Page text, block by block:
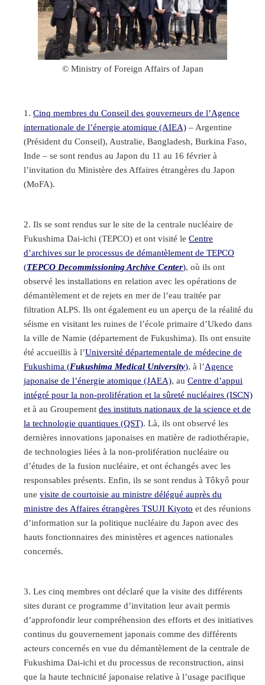
© Ministry of Foreign Affairs of Japan
Cinq membres du Conseil des gouverneurs de l’Agence
internationale de l’énergie atomique (AIEA) – Argentine
(Président du Conseil), Australie, Bangladesh, Burkina Faso,
Inde – se sont rendus au Japon du 11 au 16 février à
l’invitation du Ministère des Affaires étrangères du Japon
(MoFA).
Ils se sont rendus sur le site de la centrale nucléaire de
Fukushima Dai-ichi (TEPCO) et ont visité le Centre
d’archives sur le processus de démantèlement de TEPCO
(TEPCO Decommissioning Archive Center), où ils ont
observé les installations en relation avec les opérations de
démantèlement et de rejets en mer de l’eau traitée par
filtration ALPS. Ils ont également eu un aperçu de la réalité du
séisme en visitant les ruines de l’école primaire d’Ukedo dans
la ville de Namie (département de Fukushima). Ils ont ensuite
été accueillis à l’Université départementale de médecine de
Fukushima (Fukushima Medical University), à l’Agence
japonaise de l’énergie atomique (JAEA), au Centre d’appui
intégré pour la non-prolifération et la sûreté nucléaires (ISCN)
et à au Groupement des instituts nationaux de la science et de
la technologie quantiques (QST). Là, ils ont observé les
dernières innovations japonaises en matière de radiothérapie,
de technologies liées à la non-prolifération nucléaire ou
d’études de la fusion nucléaire, et ont échangés avec les
responsables présents. Enfin, ils se sont rendus à Tôkyô pour
une visite de courtoisie au ministre délégué auprès du
ministre des Affaires étrangères TSUJI Kiyoto et des réunions
d’information sur la politique nucléaire du Japon avec des
hauts fonctionnaires des ministères et agences nationales
concernés.
Les cinq membres ont déclaré que la visite des différents
sites durant ce programme d’invitation leur avait permis
d’approfondir leur compréhension des efforts et des initiatives
continus du gouvernement japonais comme des différents
acteurs concernés en vue du démantèlement de la centrale de
Fukushima Dai-ichi et du processus de reconstruction, ainsi
que la haute technicité japonaise relative à l’usage pacifique